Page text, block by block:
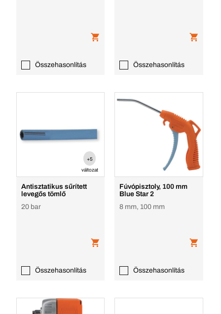
Összehasonlítás Összehasonlítás
+5
változat
Antisztatikus sűrített
levegős tömlő
20 bar
Összehasonlítás
Fúvópisztoly, 100 mm
Blue Star 2
8 mm, 100 mm
Összehasonlítás